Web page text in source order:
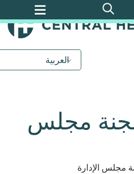
العربية
مجلس
مجلس الإدارة